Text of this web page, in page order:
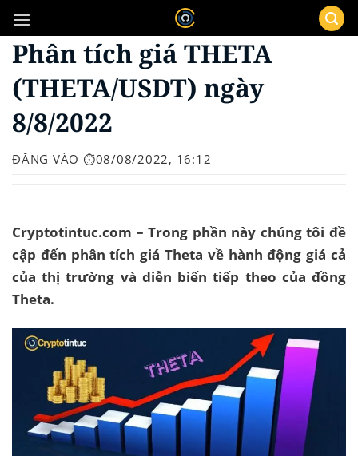
qua
nội
Phân tích giá THETA
(THETA/USDT) ngày
8/8/2022
ĐĂNG VÀO ⏱️08/08/2022, 16:12
Cryptotintuc.com – Trong phần này chúng tôi đề
cập đến phân tích giá Theta về hành động giá cả
của thị trường và diễn biến tiếp theo của đồng
Theta.